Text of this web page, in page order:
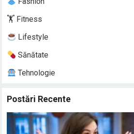
🏋️ Fitness
Lifestyle
Sănătate
Tehnologie
Postări Recente